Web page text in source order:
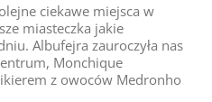
ciekawe miejsca w
miasteczka jakie
Albufejra zauroczyła nas
Monchique
z owoców Medronho